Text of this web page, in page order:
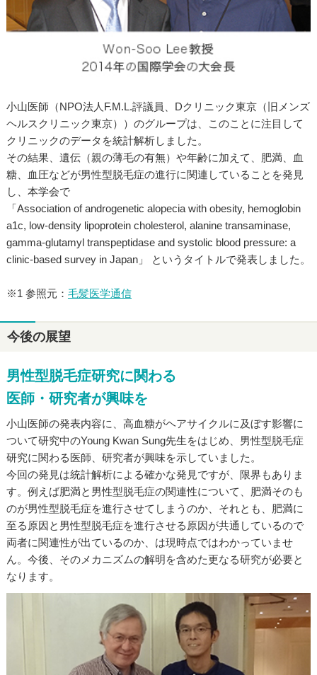
小山医師（NPO法人F.M.L.評議員、Dクリニック東京（旧メンズ
ヘルスクリニック東京））のグループは、このことに注目して
クリニックのデータを統計解析しました。
その結果、遺伝（親の薄毛の有無）や年齢に加えて、肥満、血
糖、血圧などが男性型脱毛症の進行に関連していることを発見
し、本学会で
「Association of androgenetic alopecia with obesity, hemoglobin
a1c, low-density lipoprotein cholesterol, alanine transaminase,
gamma-glutamyl transpeptidase and systolic blood pressure: a
clinic-based survey in Japan」 というタイトルで発表しました。
※1 参照元： 毛髪医学通信
今後の展望
男性型脱毛症研究に関わる
医師・研究者が興味を
小山医師の発表内容に、高血糖がヘアサイクルに及ぼす影響に
ついて研究中のYoung Kwan Sung先生をはじめ、男性型脱毛症
研究に関わる医師、研究者が興味を示していました。
今回の発見は統計解析による確かな発見ですが、限界もありま
す。例えば肥満と男性型脱毛症の関連性について、肥満そのも
のが男性型脱毛症を進行させてしまうのか、それとも、肥満に
至る原因と男性型脱毛症を進行させる原因が共通しているので
両者に関連性が出ているのか、は現時点ではわかっていませ
ん。今後、そのメカニズムの解明を含めた更なる研究が必要と
なります。